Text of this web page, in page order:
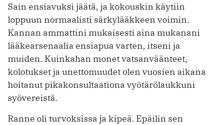
Sain ensiavuksi jäätä, ja kokouskin käytiin
loppuun normaalisti särkylääkkeen voimin.
Kannan ammattini mukaisesti aina mukanani
lääkearsenaalia ensiapua varten, itseni ja
muiden. Kuinkahan monet vatsanväänteet,
kolotukset ja unettomuudet olen vuosien aikana
hoitanut pikakonsultaationa vyötärölaukkuni
syövereistä.
Ranne oli turvoksissa ja kipeä. Epäilin sen